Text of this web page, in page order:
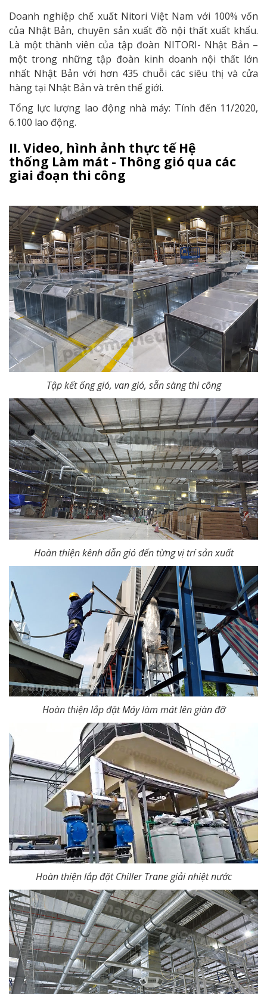
Doanh nghiệp chế xuất Nitori Việt Nam với 100% vốn
của Nhật Bản, chuyên sản xuất đồ nội thất xuất khẩu.
Là một thành viên của tập đoàn NITORI- Nhật Bản –
một trong những tập đoàn kinh doanh nội thất lớn
nhất Nhật Bản với hơn 435 chuỗi các siêu thị và cửa
hàng tại Nhật Bản và trên thế giới.
Tổng lực lượng lao động nhà máy: Tính đến 11/2020,
6.100 lao động.
II. Video, hình ảnh thực tế Hệ
thống Làm mát - Thông gió qua các
giai đoạn thi công
Tập kết ống gió, van gió, sẵn sàng thi công
Hoàn thiện kênh dẫn gió đến từng vị trí sản xuất
Hoàn thiện lắp đặt Máy làm mát lên giàn đỡ
Hoàn thiện lắp đặt Chiller Trane giải nhiệt nước